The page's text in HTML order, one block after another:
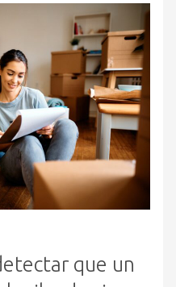
que un